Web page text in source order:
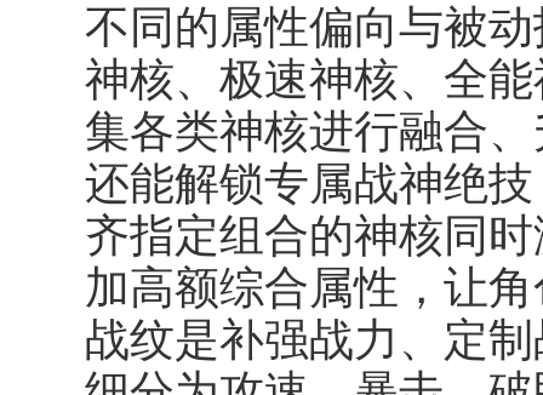
不同的属性偏向与被
神核、极速神核、全
集各类神核进行融合
还能解锁专属战神绝
齐指定组合的神核同
加高额综合属性，让
战纹是补强战力、定